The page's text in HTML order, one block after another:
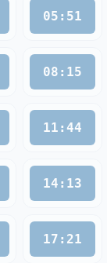
05:51
08:15
11:44
14:13
17:21